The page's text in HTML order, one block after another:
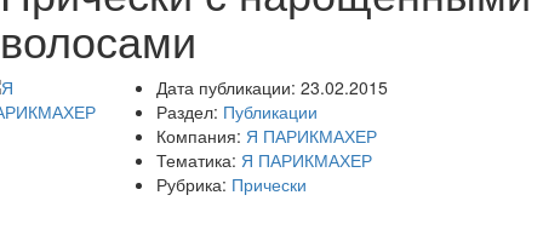
волосами
Дата публикации: 23.02.2015
Раздел: Публикации
Компания: Я ПАРИКМАХЕР
Тематика: Я ПАРИКМАХЕР
Рубрика: Прически